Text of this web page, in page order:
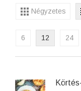
Négyzetes
6 12 24